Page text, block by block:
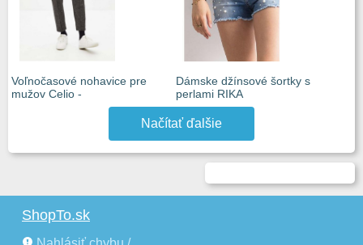
Voľnočasové nohavice pre
mužov Celio -
Dámske džínsové šortky s
perlami RIKA
Načítať ďalšie
ShopTo.sk